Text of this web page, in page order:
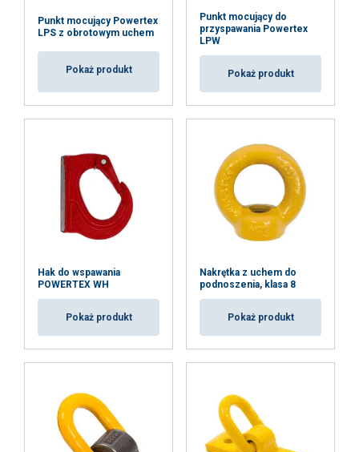
Punkt mocujący Powertex
LPS z obrotowym uchem
Pokaż produkt
Punkt mocujący do
przyspawania Powertex
LPW
Pokaż produkt
Hak do wspawania
POWERTEX WH
Pokaż produkt
Nakrętka z uchem do
podnoszenia, klasa 8
Pokaż produkt
Funkcjonalność Niesklasyfikowane
AKCEPTUJ WSZYSTKIE
ODRZUĆ WSZYSTKIE
POKAŻ SZCZEGÓŁY